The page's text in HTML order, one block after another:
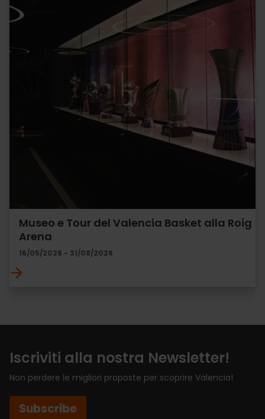
Museo e Tour del Valencia Basket alla Roig
Arena
16/05/2026 - 31/08/2026
Iscriviti alla nostra Newsletter!
Non perdere le migliori proposte per scoprire Valencia!
Subscribe